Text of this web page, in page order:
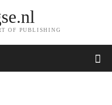
OF PUBLISHING